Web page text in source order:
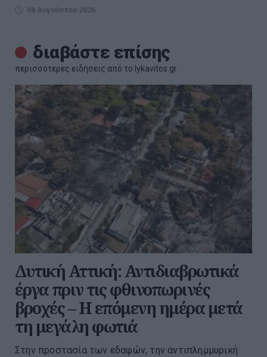
08 Αυγούστου 2026
διαβάστε επίσης
περισσότερες ειδήσεις από το lykavitos.gr
Δυτική Αττική: Αντιδιαβρωτικά
έργα πριν τις φθινοπωρινές
βροχές – Η επόμενη ημέρα μετά
τη μεγάλη φωτιά
Στην προστασία των εδαφών, την αντιπλημμυρική